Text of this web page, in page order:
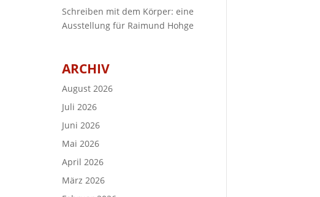
Schreiben mit dem Körper: eine
Ausstellung für Raimund Hohge
ARCHIV
August 2026
Juli 2026
Juni 2026
Mai 2026
April 2026
März 2026